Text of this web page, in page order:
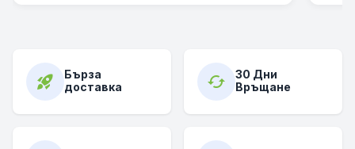
rocket_launch
Бърза
доставка
cached
30 Дни
Връщане